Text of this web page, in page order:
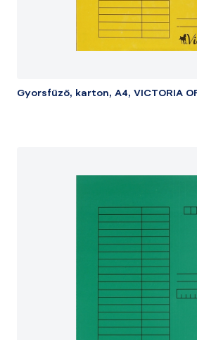
Gyorsfűző, karton, A4, VICTORIA